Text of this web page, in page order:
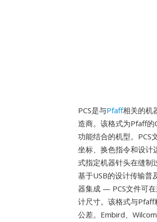
PCS是与Pfaff相关的机
造商。该格式为Pfaff
功能结合的机型。PCS
坐标、换色指令和设计
式指定机器针头在缝制
基于USB的设计传输普
器集成 — PCS文件可
计尺寸。该格式与
公差。Embird、